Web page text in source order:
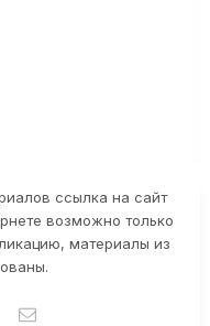
ссылка на сайт
возможно только
материалы из